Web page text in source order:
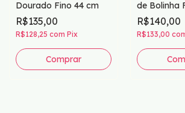
Dourado Fino 44 cm
R$135,00
R$128,25 com Pix
de Bolinha
R$140,00
R$133,00